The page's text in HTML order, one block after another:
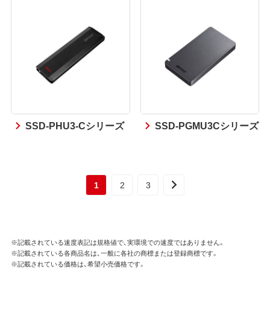
SSD-PHU3-Cシリーズ SSD-PGMU3Cシリーズ
1 2 3
※記載されている速度表記は規格値で、実環境での速度ではありません。
※記載されている各商品名は、一般に各社の商標または登録商標です。
※記載されている価格は、希望小売価格です。